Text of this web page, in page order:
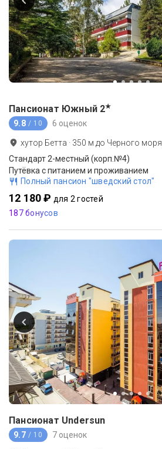
Пансионат Южный 2★
9.8 / 10 6 оценок
хутор Бетта · 350 м до Черного моря
Стандарт 2-местный (корп.№4)
Путёвка с питанием и проживанием
Полный пансион "шведский стол"
12 180 ₽ для 2 гостей
187 бонусов
Пансионат Undersun
9.7 / 10 7 оценок